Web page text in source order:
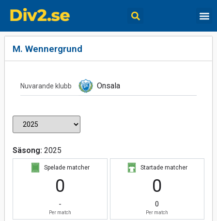
M. Wennergrund
Nuvarande klubb Onsala
Säsong: 2025
Spelade matcher
0
-
Per match
Startade matcher
0
0
Per match